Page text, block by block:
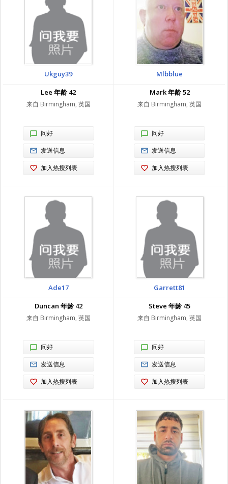
Ukguy39
Lee 年龄 42
来自 Birmingham, 英国
问好
发送信息
加入热搜列表
Mlbblue
Mark 年龄 52
来自 Birmingham, 英国
问好
发送信息
加入热搜列表
Ade17
Duncan 年龄 42
来自 Birmingham, 英国
问好
发送信息
加入热搜列表
Garrett81
Steve 年龄 45
来自 Birmingham, 英国
问好
发送信息
加入热搜列表